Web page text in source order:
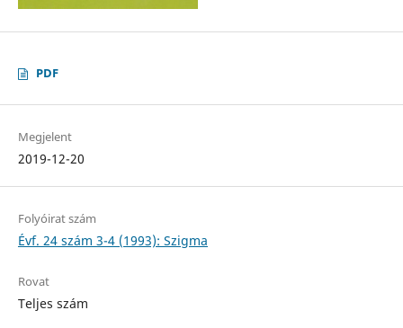
PDF
Megjelent
2019-12-20
Folyóirat szám
Évf. 24 szám 3-4 (1993): Szigma
Rovat
Teljes szám